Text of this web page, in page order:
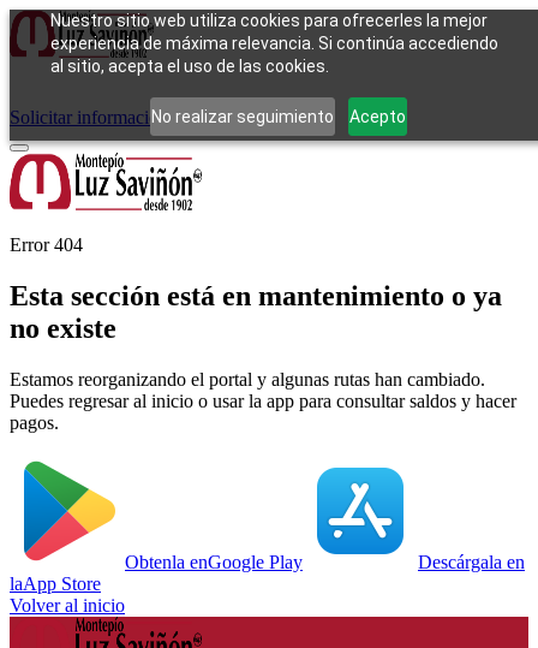
Nuestro sitio web utiliza cookies para ofrecerles la mejor
experiencia de máxima relevancia. Si continúa accediendo
al sitio, acepta el uso de las cookies.
No realizar seguimiento Acepto
Cómo funcionaTipos de empeñoCompraContacto
Solicitar información Iniciar sesión
Error 404
Esta sección está en mantenimiento o ya
no existe
Estamos reorganizando el portal y algunas rutas han cambiado.
Puedes regresar al inicio o usar la app para consultar saldos y hacer
pagos.
Obtenla enGoogle Play
Descárgala en
laApp Store
Volver al inicio